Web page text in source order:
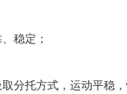
稳定；
分托方式，运动平稳